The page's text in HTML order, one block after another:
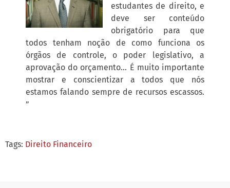
estudantes de direito, e
deve ser conteúdo
obrigatório para que
todos tenham noção de como funciona os
órgãos de controle, o poder legislativo, a
aprovação do orçamento… É muito importante
mostrar e conscientizar a todos que nós
estamos falando sempre de recursos escassos.
”
Tags: Direito Financeiro